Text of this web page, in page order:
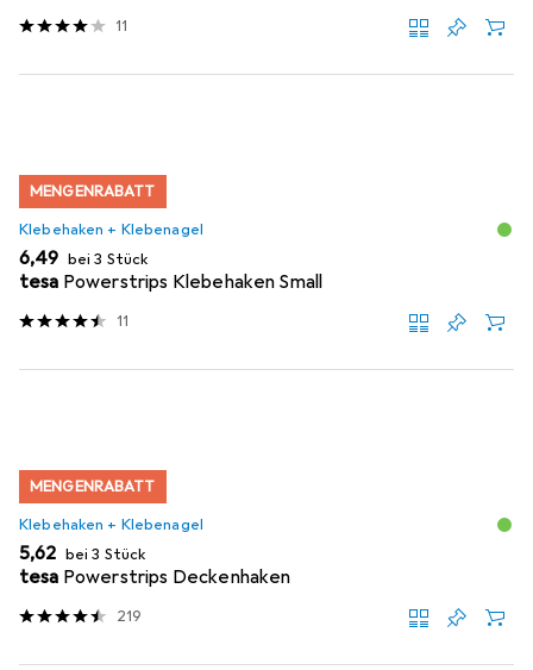
11
MENGENRABATT
Klebehaken + Klebenagel
EUR
6,49 bei 3 Stück
tesa Powerstrips Klebehaken Small
11
MENGENRABATT
Klebehaken + Klebenagel
EUR
5,62 bei 3 Stück
tesa Powerstrips Deckenhaken
219